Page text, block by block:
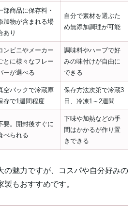
部商品に保存料・
加物が含まれる場
あり
自分で素材を選ぶた
め無添加調理が可能
ンビニやメーカー
とに様々なフレー
ーが選べる
調味料やハーブで好
みの味付けが自由に
できる
空パックで冷蔵庫
存で1週間程度
保存方法次第で冷蔵3
日、冷凍1～2週間
要。開封後すぐに
べられる
下味や加熱などの手
間はかかるが作り置
きできる
の魅力ですが、コスパや自分好みの
もおすすめです。